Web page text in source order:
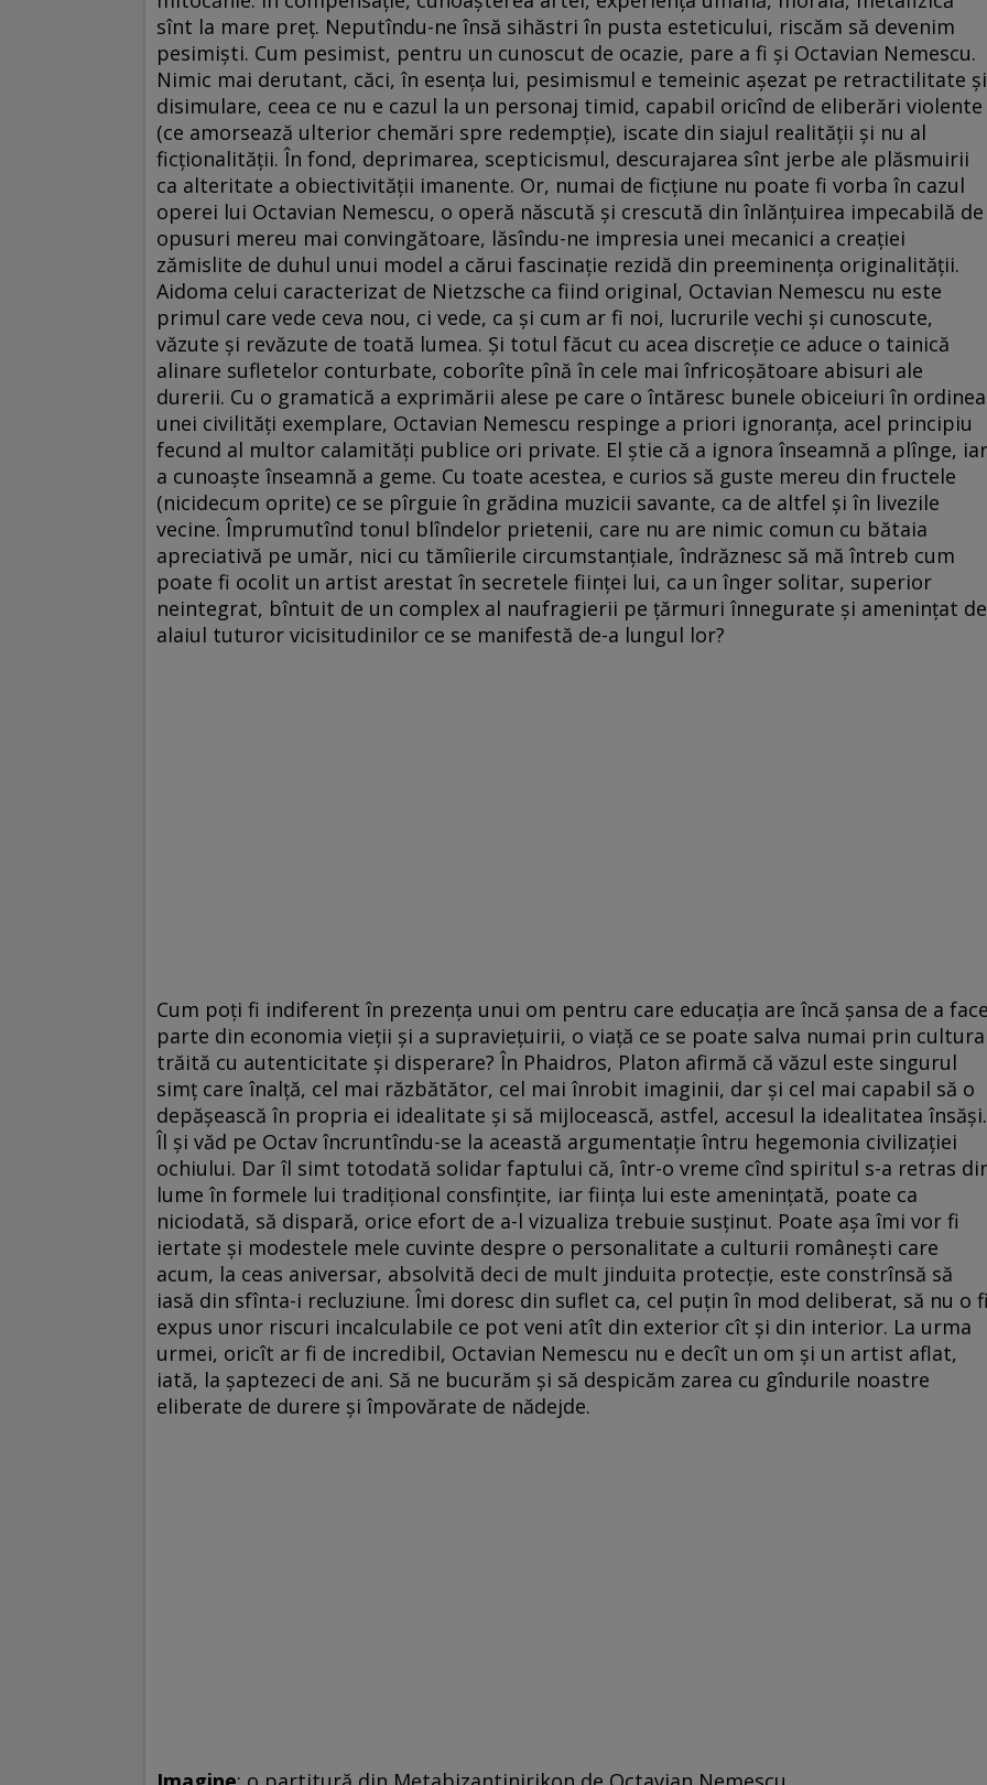
sînt la mare preţ. Neputîndu-ne însă sihăstri în pusta esteticului, riscăm să devenim
pesimişti. Cum pesimist, pentru un cunoscut de ocazie, pare a fi şi Octavian Nemescu.
Nimic mai derutant, căci, în esenţa lui, pesimismul e temeinic aşezat pe retractilitate şi
disimulare, ceea ce nu e cazul la un personaj timid, capabil oricînd de eliberări violente
(ce amorsează ulterior chemări spre redempţie), iscate din siajul realităţii şi nu al
ficţionalităţii. În fond, deprimarea, scepticismul, descurajarea sînt jerbe ale plăsmuirii
ca alteritate a obiectivităţii imanente. Or, numai de ficţiune nu poate fi vorba în cazul
operei lui Octavian Nemescu, o operă născută şi crescută din înlănţuirea impecabilă de
opusuri mereu mai convingătoare, lăsîndu-ne impresia unei mecanici a creaţiei
zămislite de duhul unui model a cărui fascinaţie rezidă din preeminenţa originalităţii.
Aidoma celui caracterizat de Nietzsche ca fiind original, Octavian Nemescu nu este
primul care vede ceva nou, ci vede, ca şi cum ar fi noi, lucrurile vechi şi cunoscute,
văzute şi revăzute de toată lumea. Şi totul făcut cu acea discreţie ce aduce o tainică
alinare sufletelor conturbate, coborîte pînă în cele mai înfricoşătoare abisuri ale
durerii. Cu o gramatică a exprimării alese pe care o întăresc bunele obiceiuri în ordinea
unei civilităţi exemplare, Octavian Nemescu respinge a priori ignoranţa, acel principiu
fecund al multor calamităţi publice ori private. El ştie că a ignora înseamnă a plînge, iar
a cunoaşte înseamnă a geme. Cu toate acestea, e curios să guste mereu din fructele
(nicidecum oprite) ce se pîrguie în grădina muzicii savante, ca de altfel şi în livezile
vecine. Împrumutînd tonul blîndelor prietenii, care nu are nimic comun cu bătaia
apreciativă pe umăr, nici cu tămîierile circumstanţiale, îndrăznesc să mă întreb cum
poate fi ocolit un artist arestat în secretele fiinţei lui, ca un înger solitar, superior
neintegrat, bîntuit de un complex al naufragierii pe ţărmuri înnegurate şi ameninţat de
alaiul tuturor vicisitudinilor ce se manifestă de-a lungul lor?
Cum poţi fi indiferent în prezenţa unui om pentru care educaţia are încă şansa de a
parte din economia vieţii şi a supravieţuirii, o viaţă ce se poate salva numai prin cultura
trăită cu autenticitate şi disperare? În Phaidros, Platon afirmă că văzul este singurul
simţ care înalţă, cel mai răzbătător, cel mai înrobit imaginii, dar şi cel mai capabil să o
depăşească în propria ei idealitate şi să mijlocească, astfel, accesul la idealitatea însăşi.
Îl şi văd pe Octav încruntîndu-se la această argumentaţie întru hegemonia civilizaţiei
ochiului. Dar îl simt totodată solidar faptului că, într-o vreme cînd spiritul s-a retras
lume în formele lui tradiţional consfinţite, iar fiinţa lui este ameninţată, poate ca
niciodată, să dispară, orice efort de a-l vizualiza trebuie susţinut. Poate aşa îmi vor fi
iertate şi modestele mele cuvinte despre o personalitate a culturii româneşti care
acum, la ceas aniversar, absolvită deci de mult jinduita protecţie, este constrînsă să
iasă din sfînta-i recluziune. Îmi doresc din suflet ca, cel puţin în mod deliberat, să nu o
expus unor riscuri incalculabile ce pot veni atît din exterior cît şi din interior. La urma
urmei, oricît ar fi de incredibil, Octavian Nemescu nu e decît un om şi un artist aflat,
iată, la şaptezeci de ani. Să ne bucurăm şi să despicăm zarea cu gîndurile noastre
eliberate de durere şi împovărate de nădejde.